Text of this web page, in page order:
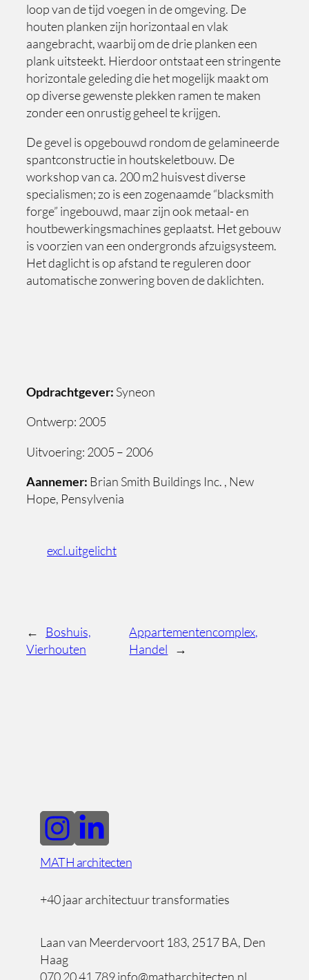
loop van de tijd voegen in de omgeving. De
houten planken zijn horizontaal en vlak
aangebracht, waarbij om de drie planken een
plank uitsteekt. Hierdoor ontstaat een stringente
horizontale geleding die het mogelijk maakt om
op diverse gewenste plekken ramen te maken
zonder een onrustig geheel te krijgen.
De gevel is opgebouwd rondom de gelamineerde
spantconstructie in houtskeletbouw. De
workshop van ca. 200 m2 huisvest diverse
specialismen; zo is een zogenaamde “blacksmith
forge” ingebouwd, maar zijn ook metaal- en
houtbewerkingsmachines geplaatst. Het gebouw
is voorzien van een ondergronds afzuigsysteem.
Het daglicht is op afstand te reguleren door
automatische zonwering boven de daklichten.
Opdrachtgever: Syneon
Ontwerp: 2005
Uitvoering: 2005 – 2006
Aannemer: Brian Smith Buildings Inc. , New
Hope, Pensylvenia
excl.uitgelicht
←
Boshuis,
Vierhouten
Appartementencomplex,
Handel
→
MATH architecten
+40 jaar architectuur transformaties
Laan van Meerdervoort 183, 2517 BA, Den
Haag
070 20 41 789 info@matharchitecten.nl